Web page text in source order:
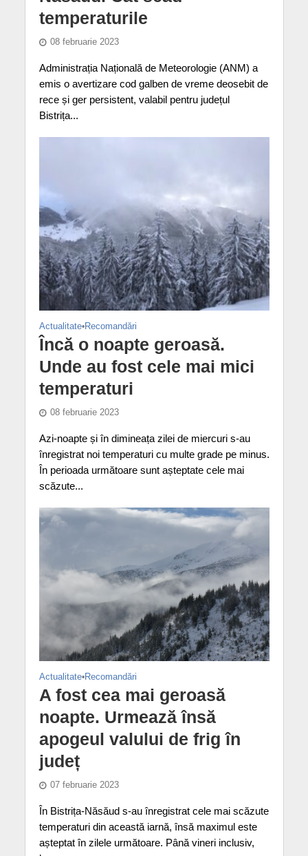
temperaturile
08 februarie 2023
Administrația Națională de Meteorologie (ANM) a
emis o avertizare cod galben de vreme deosebit de
rece și ger persistent, valabil pentru județul
Bistrița...
Actualitate•Recomandări
Încă o noapte geroasă.
Unde au fost cele mai mici
temperaturi
08 februarie 2023
Azi-noapte și în dimineața zilei de miercuri s-au
înregistrat noi temperaturi cu multe grade pe minus.
În perioada următoare sunt așteptate cele mai
scăzute...
Actualitate•Recomandări
A fost cea mai geroasă
noapte. Urmează însă
apogeul valului de frig în
județ
07 februarie 2023
În Bistrița-Năsăud s-au înregistrat cele mai scăzute
temperaturi din această iarnă, însă maximul este
așteptat în zilele următoare. Până vineri inclusiv,